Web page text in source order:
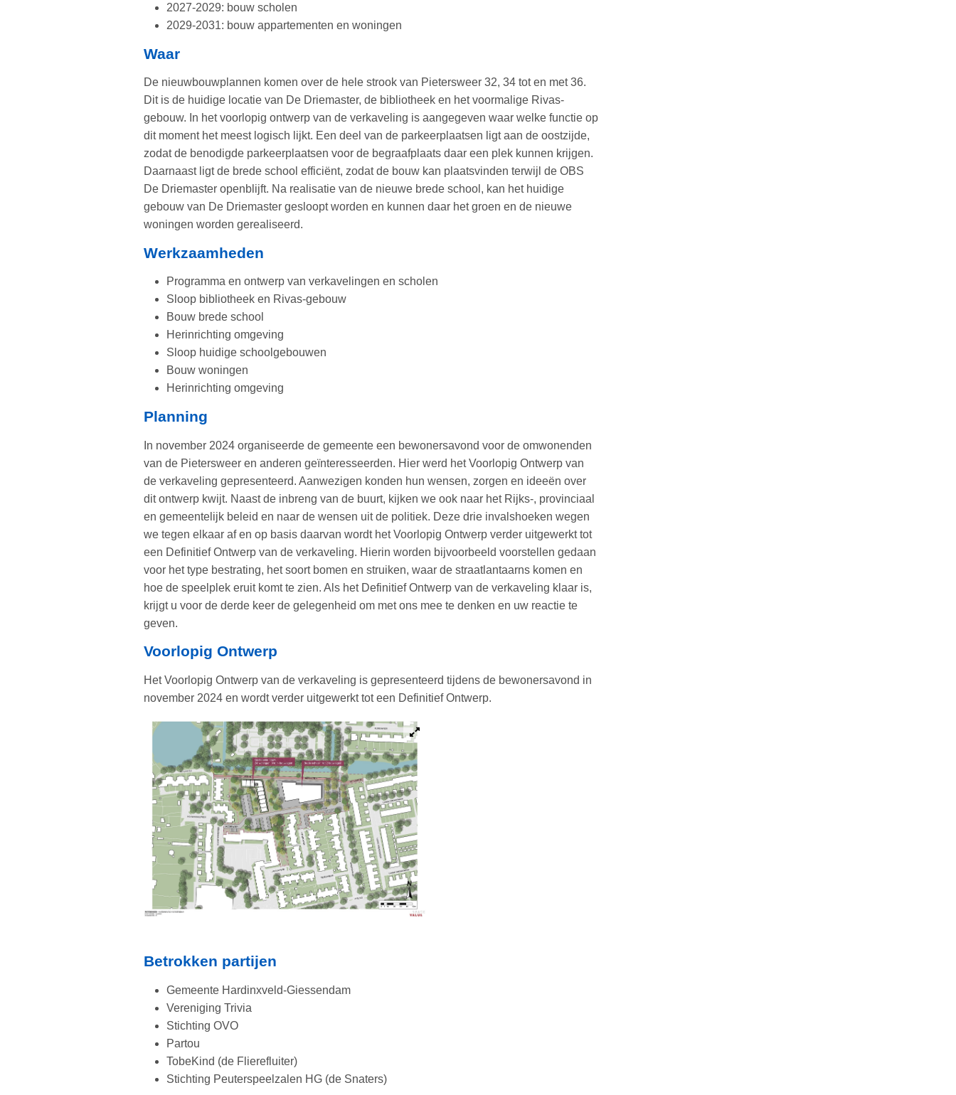
2027-2029: bouw scholen
2029-2031: bouw appartementen en woningen
Waar
De nieuwbouwplannen komen over de hele strook van Pietersweer 32, 34 tot en met 36.
Dit is de huidige locatie van De Driemaster, de bibliotheek en het voormalige Rivas-
gebouw. In het voorlopig ontwerp van de verkaveling is aangegeven waar welke functie op
dit moment het meest logisch lijkt. Een deel van de parkeerplaatsen ligt aan de oostzijde,
zodat de benodigde parkeerplaatsen voor de begraafplaats daar een plek kunnen krijgen.
Daarnaast ligt de brede school efficiënt, zodat de bouw kan plaatsvinden terwijl de OBS
De Driemaster openblijft. Na realisatie van de nieuwe brede school, kan het huidige
gebouw van De Driemaster gesloopt worden en kunnen daar het groen en de nieuwe
woningen worden gerealiseerd.
Werkzaamheden
Programma en ontwerp van verkavelingen en scholen
Sloop bibliotheek en Rivas-gebouw
Bouw brede school
Herinrichting omgeving
Sloop huidige schoolgebouwen
Bouw woningen
Herinrichting omgeving
Planning
In november 2024 organiseerde de gemeente een bewonersavond voor de omwonenden
van de Pietersweer en anderen geïnteresseerden. Hier werd het Voorlopig Ontwerp van
de verkaveling gepresenteerd. Aanwezigen konden hun wensen, zorgen en ideeën over
dit ontwerp kwijt. Naast de inbreng van de buurt, kijken we ook naar het Rijks-, provinciaal
en gemeentelijk beleid en naar de wensen uit de politiek. Deze drie invalshoeken wegen
we tegen elkaar af en op basis daarvan wordt het Voorlopig Ontwerp verder uitgewerkt tot
een Definitief Ontwerp van de verkaveling. Hierin worden bijvoorbeeld voorstellen gedaan
voor het type bestrating, het soort bomen en struiken, waar de straatlantaarns komen en
hoe de speelplek eruit komt te zien. Als het Definitief Ontwerp van de verkaveling klaar is,
krijgt u voor de derde keer de gelegenheid om met ons mee te denken en uw reactie te
geven.
Voorlopig Ontwerp
Het Voorlopig Ontwerp van de verkaveling is gepresenteerd tijdens de bewonersavond in
november 2024 en wordt verder uitgewerkt tot een Definitief Ontwerp.
Betrokken partijen
Gemeente Hardinxveld-Giessendam
Vereniging Trivia
Stichting OVO
Partou
TobeKind (de Flierefluiter)
Stichting Peuterspeelzalen HG (de Snaters)